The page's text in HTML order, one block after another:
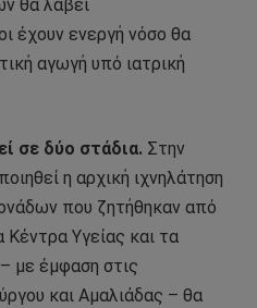
θα λάβει
έχουν ενεργή νόσο θα
αγωγή υπό ιατρική
σε δύο στάδια. Στην
η αρχική ιχνηλάτηση
που ζητήθηκαν από
Κέντρα Υγείας και τα
με έμφαση στις
και Αμαλιάδας – θα